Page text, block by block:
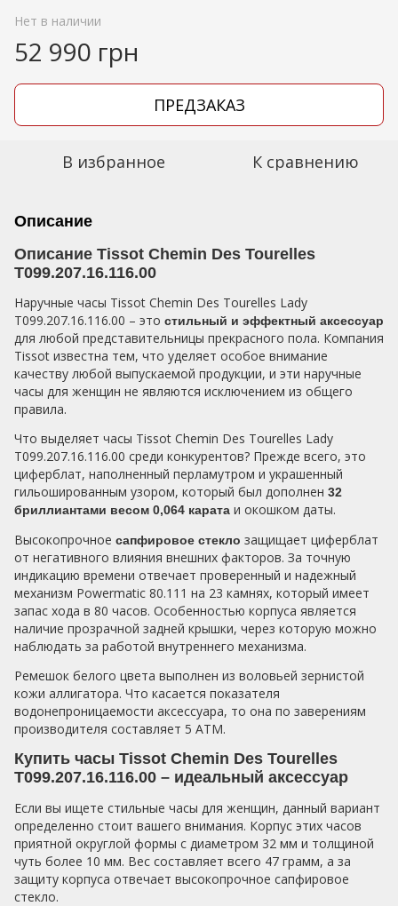
Нет в наличии
52 990 грн
ПРЕДЗАКАЗ
В избранное К сравнению
Описание
Описание Tissot Chemin Des Tourelles
T099.207.16.116.00
Наручные часы Tissot Chemin Des Tourelles Lady
T099.207.16.116.00 – это стильный и эффектный аксессуар
для любой представительницы прекрасного пола. Компания
Tissot известна тем, что уделяет особое внимание
качеству любой выпускаемой продукции, и эти наручные
часы для женщин не являются исключением из общего
правила.
Что выделяет часы Tissot Chemin Des Tourelles Lady
T099.207.16.116.00 среди конкурентов? Прежде всего, это
циферблат, наполненный перламутром и украшенный
гильошированным узором, который был дополнен 32
бриллиантами весом 0,064 карата и окошком даты.
Высокопрочное сапфировое стекло защищает циферблат
от негативного влияния внешних факторов. За точную
индикацию времени отвечает проверенный и надежный
механизм Powermatic 80.111 на 23 камнях, который имеет
запас хода в 80 часов. Особенностью корпуса является
наличие прозрачной задней крышки, через которую можно
наблюдать за работой внутреннего механизма.
Ремешок белого цвета выполнен из воловьей зернистой
кожи аллигатора. Что касается показателя
водонепроницаемости аксессуара, то она по заверениям
производителя составляет 5 АТМ.
Купить часы Tissot Chemin Des Tourelles
T099.207.16.116.00 – идеальный аксессуар
Если вы ищете стильные часы для женщин, данный вариант
определенно стоит вашего внимания. Корпус этих часов
приятной округлой формы с диаметром 32 мм и толщиной
чуть более 10 мм. Вес составляет всего 47 грамм, а за
защиту корпуса отвечает высокопрочное сапфировое
стекло.